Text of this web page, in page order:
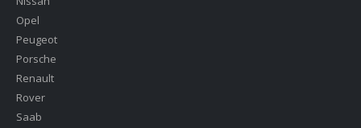
Opel
Peugeot
Porsche
Renault
Rover
Saab